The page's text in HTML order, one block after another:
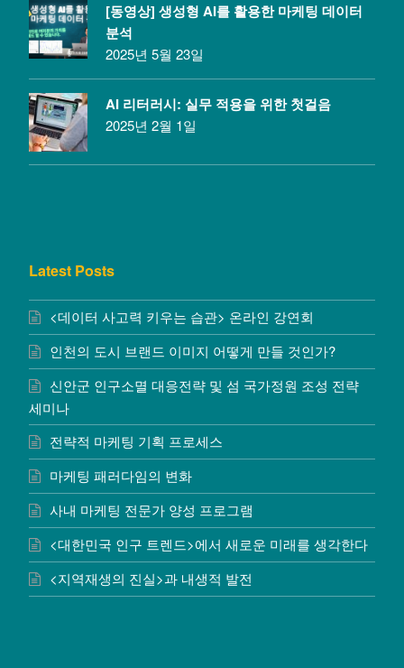
[동영상] 생성형 AI를 활용한 마케팅 데이터
분석
2025년 5월 23일
AI 리터러시: 실무 적용을 위한 첫걸음
2025년 2월 1일
Latest Posts
<데이터 사고력 키우는 습관> 온라인 강연회
인천의 도시 브랜드 이미지 어떻게 만들 것인가?
신안군 인구소멸 대응전략 및 섬 국가정원 조성 전략
세미나
전략적 마케팅 기획 프로세스
마케팅 패러다임의 변화
사내 마케팅 전문가 양성 프로그램
<대한민국 인구 트렌드>에서 새로운 미래를 생각한다
<지역재생의 진실>과 내생적 발전